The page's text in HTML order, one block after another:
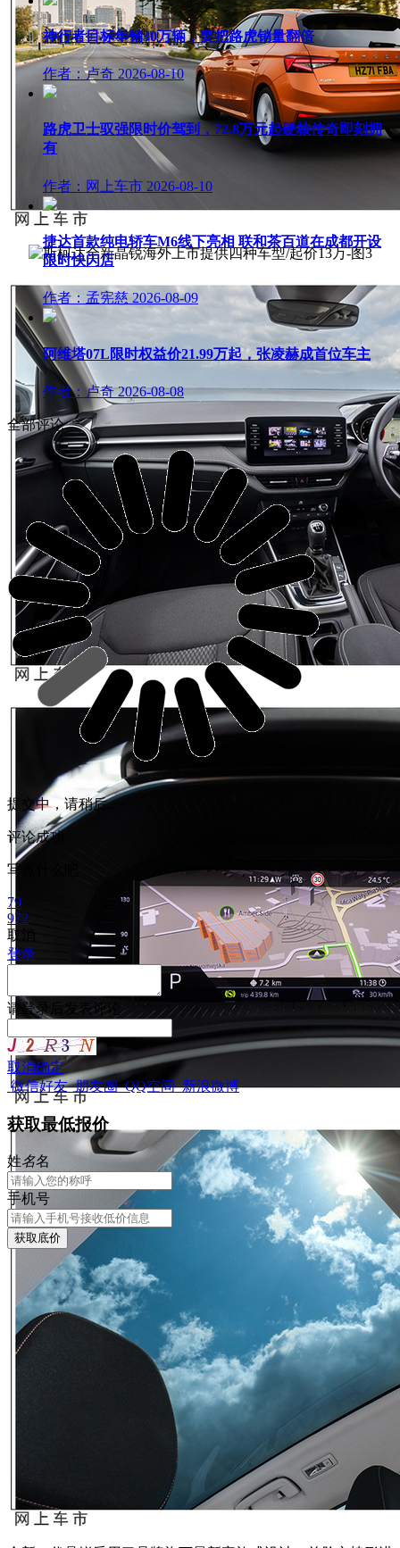
神行者目标年销30万辆，要把路虎销量翻倍
作者：卢奇 2026-08-10
路虎卫士驭强限时价驾到，72.8万元起硬核传奇即刻拥
有
作者：网上车市 2026-08-10
捷达首款纯电轿车M6线下亮相 联和茶百道在成都开设
限时快闪店
作者：孟宪慈 2026-08-09
阿维塔07L限时权益价21.99万起，张凌赫成首位车主
作者：卢奇 2026-08-08
全部评论
提交中，请稍后...
评论成功
写点什么吧
79
972
取消
登录
请 登录 后发表评论
取消确定
微信好友 朋友圈 QQ空间 新浪微博
获取最低报价
姓名名
手机号
获取底价